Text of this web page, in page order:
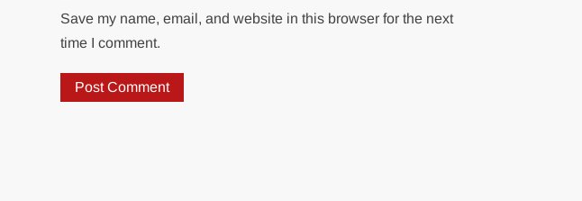
Save my name, email, and website in this browser for the next
time I comment.